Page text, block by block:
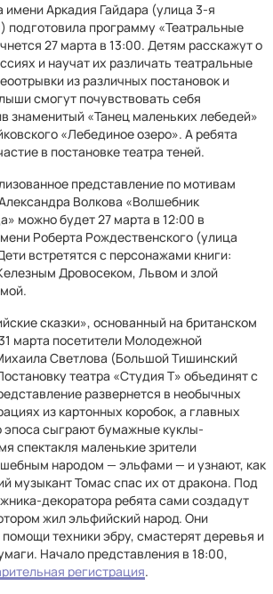
имени Аркадия Гайдара (улица 3-я
подготовила программу «Театральные
27 марта в 13:00. Детям расскажут о
и научат их различать театральные
из различных постановок и
смогут почувствовать себя
знаменитый «Танец маленьких лебедей»
«Лебединое озеро». А ребята
в постановке театра теней.
представление по мотивам
Волкова «Волшебник
можно будет 27 марта в 12:00 в
Роберта Рождественского (улица
встретятся с персонажами книги:
Дровосеком, Львом и злой
сказки», основанный на британском
марта посетители Молодежной
Светлова (Большой Тишинский
театра «Студия Т» объединят с
развернется в необычных
из картонных коробок, а главных
эпоса сыграют бумажные куклы-
спектакля маленькие зрители
народом — эльфами — и узнают, как
музыкант Томас спас их от дракона. Под
декоратора ребята сами создадут
жил эльфийский народ. Они
техники эбру, смастерят деревья и
Начало представления в 18:00,
регистрация.